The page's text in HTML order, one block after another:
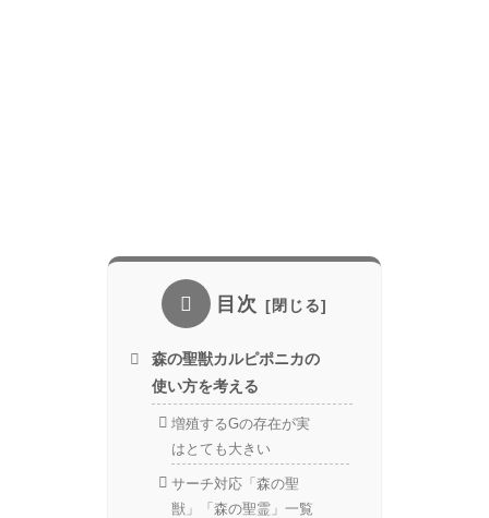
目次
森の聖獣カルピポニカの
使い方を考える
増殖するGの存在が実
はとても大きい
サーチ対応「森の聖
獣」「森の聖霊」一覧